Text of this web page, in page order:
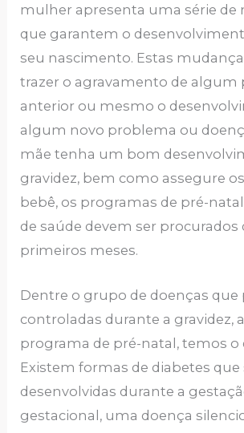
mulher apresenta uma série de
que garantem o
seu nascimento. Estas
trazer o agravamento de algum
anterior ou mesmo o
algum novo problema ou
mãe tenha um bom
gravidez, bem como assegure
bebê, os programas de pré-
de saúde devem ser procurados
primeiros meses.
Dentre o grupo de doenças que
controladas durante a gravidez,
programa de pré-natal, temos o
Existem formas de diabetes que
desenvolvidas durante a
gestacional, uma doença